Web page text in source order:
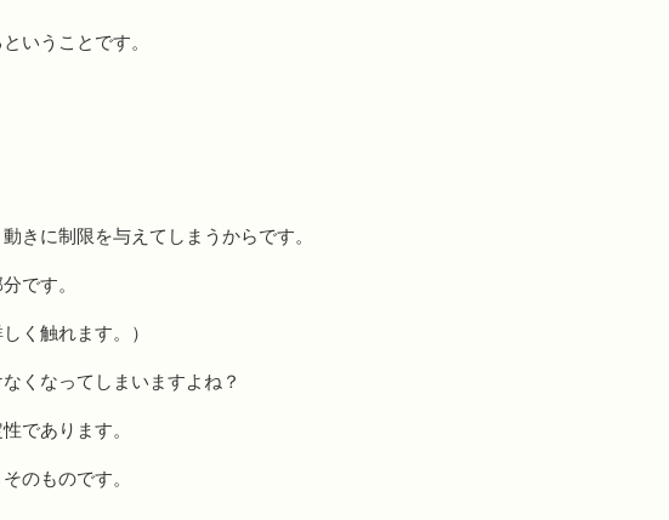
いうことです。
きに制限を与えてしまうからです。
です。
く触れます。）
くなってしまいますよね？
であります。
のものです。